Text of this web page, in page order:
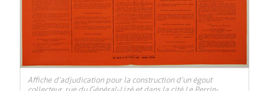
Affiche d’adjudication pour la construction d’un égout